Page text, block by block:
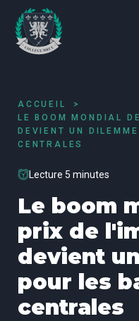
ACCUEIL
LE BOOM MONDIAL
DEVIENT UN
CENTRALES
Lecture 5 minutes
Le boom
prix de
devient
pour les
centrales